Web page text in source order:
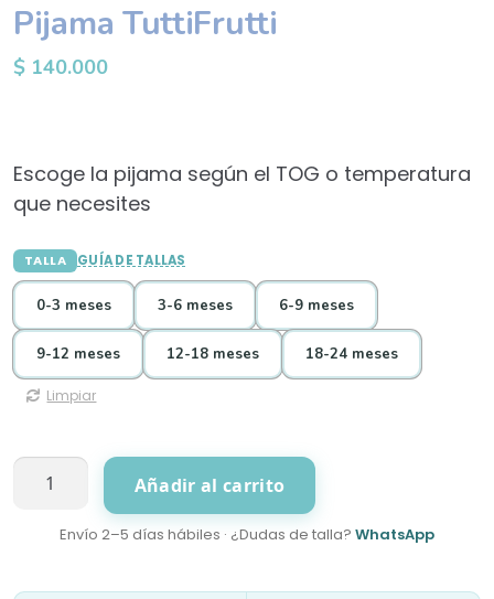
Pijama TuttiFrutti
$ 140.000
Escoge la pijama según el TOG o temperatura
que necesites
TALLA GUÍA DE TALLAS
0-3 meses 3-6 meses 6-9 meses
9-12 meses 12-18 meses 18-24 meses
Limpiar
Pijama
TuttiFrutti
Añadir al carrito
Envío 2–5 días hábiles · ¿Dudas de talla? WhatsApp